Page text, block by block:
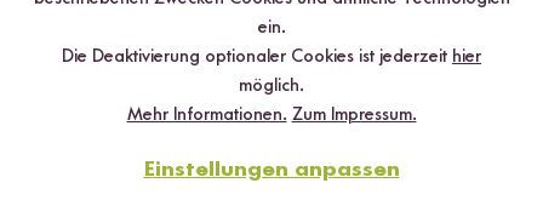
ein.
Die Deaktivierung optionaler Cookies ist jederzeit hier
möglich.
Mehr Informationen. Zum Impressum.
Einstellungen anpassen